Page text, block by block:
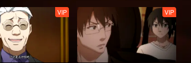
VIP VIP